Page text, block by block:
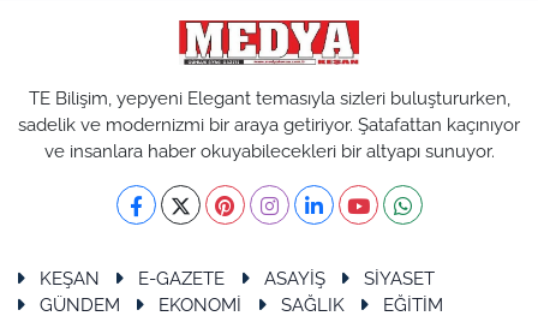
TE Bilişim, yepyeni Elegant temasıyla sizleri buluştururken,
sadelik ve modernizmi bir araya getiriyor. Şatafattan kaçınıyor
ve insanlara haber okuyabilecekleri bir altyapı sunuyor.
KEŞAN E-GAZETE ASAYİŞ
SİYASET
GÜNDEM
EKONOMİ SAĞLIK EĞİTİM